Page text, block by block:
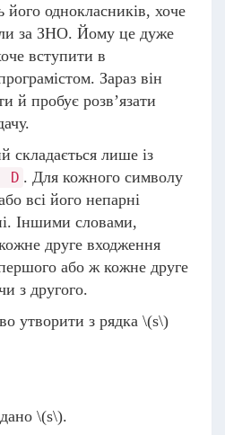
його однокласників, хоче
за ЗНО. Йому це дуже
вступити в
Зараз він
й пробує розв’язати
складається лише із
D . Для кожного символу
всі його непарні
Іншими словами,
друге входження
або ж кожне друге
з другого.
утворити з рядка \(s\)
\(s\).